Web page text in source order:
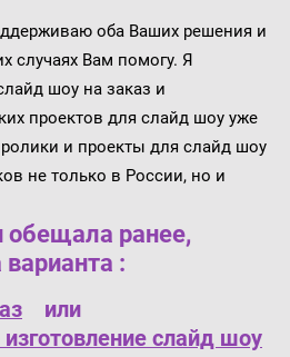
оба Ваших решения и
случаях Вам помогу. Я
шоу на заказ и
проектов для слайд шоу уже
и проекты для слайд шоу
не только в России, но и
обещала ранее,
:
или
слайд шоу